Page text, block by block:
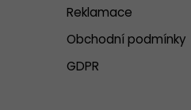
Reklamace
Obchodní podmínky
GDPR